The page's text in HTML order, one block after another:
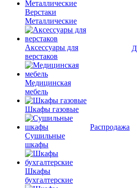
Верстаки
Металлические
Аксессуары для
верстаков
Медицинская
мебель
Шкафы газовые
Сушильные
шкафы
Шкафы
бухгалтерские
Распродажа